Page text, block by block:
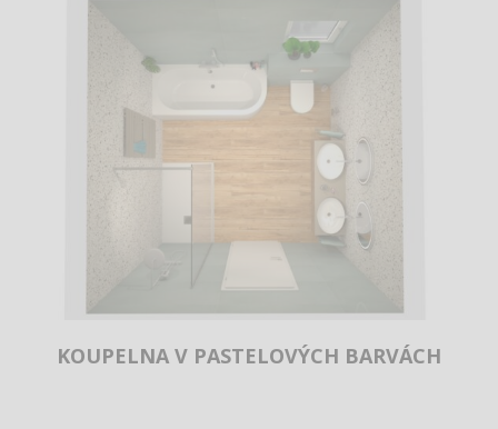
KOUPELNA V PASTELOVÝCH BARVÁCH